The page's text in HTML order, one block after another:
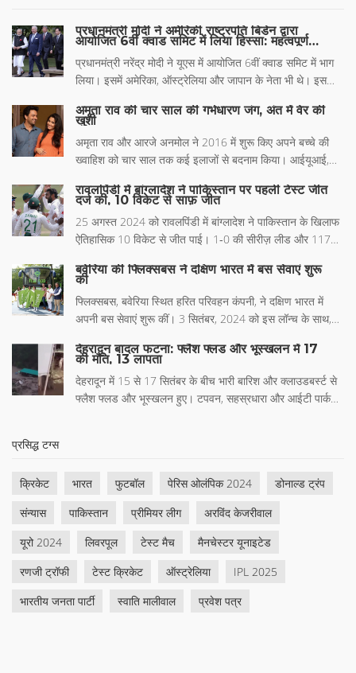
प्रधानमंत्री मोदी ने अमेरिकी राष्ट्रपति बिडेन द्वारा
आयोजित 6वीं क्वाड समिट में लिया हिस्सा: महत्वपूर्ण
प्रधानमंत्री नरेंद्र मोदी ने यूएस में आयोजित 6वीं क्वाड समिट में भाग
लिया। इसमें अमेरिका, ऑस्ट्रेलिया और जापान के नेता भी थे। इस
और आर्थिक विकास सहित महत्वपूर्ण वैश्विक मुद्दों पर चर्चा की गई।
प्रमुख ध्यान इंडो-पैसिफिक क्षेत्र में सहयोग बढ़ाने पर रहा।
अमृता राव की चार साल की गर्भधारण जंग, अंत में वेर की
खुशी
अमृता राव और आरजे अनमोल ने 2016 में शुरू किए अपने बच्चे की
ख्वाहिश को चार साल तक कई इलाजों से बदनाम किया। आईयूआई,
2020 में प्राकृतिक गर्भधारण से वेर का जन्म हुआ। उनके यूट्यूब चैनल
पर खुली बातों ने कई दंपत्तियों को आशा दी।
रावलपिंडी में बांग्लादेश ने पाकिस्तान पर पहली टेस्ट जीत
दर्ज की, 10 विकेट से साफ़ जीत
25 अगस्त 2024 को रावलपिंडी में बांग्लादेश ने पाकिस्तान के खिलाफ
ऐतिहासिक 10 विकेट से जीत पाई। 1‑0 की सीरीज़ लीड और 117
रहीम की शतक, मीहदी हसन का 77 और लिटन दास का 56 प्रमुख
योगदान रहे। पाकिस्तान की दूसरी पारी में गेंदबाजों ने उन्हें चौकन्ना कर
दिया, जिससे लक्ष्य छोटा हो गया। यह जीत बांग्लादेश के टेस्ट इतिहास
में एक नई दहलीज है।
बवेरिया की फ्लिक्सबस ने दक्षिण भारत में बस सेवाएं शुरू
की
फ्लिक्सबस, बवेरिया स्थित हरित परिवहन कंपनी, ने दक्षिण भारत में
अपनी बस सेवाएं शुरू कीं। 3 सितंबर, 2024 को इस लॉन्च के साथ,
की। दक्षिण भारत में सेवाएं 10 सितंबर से शुरू होंगी। यह पहली बार
होगा जब फ्लिक्सबस अपनी सेवाएं 33 शहरों तक विस्तारित करेगा और
भारत में 101 शहरों को जोड़ेगा।
देहरादून बादल फटना: फ्लैश फ्लड और भूस्खलन में 17
की मौत, 13 लापता
देहरादून में 15 से 17 सितंबर के बीच भारी बारिश और क्लाउडबर्स्ट से
फ्लैश फ्लड और भूस्खलन हुए। टपवन, सहस्रधारा और आईटी पार्क
प्रसिद्ध टग्स
क्रिकेट भारत फुटबॉल पेरिस ओलंपिक 2024
डोनाल्ड ट्रंप
संन्यास
पाकिस्तान प्रीमियर लीग
अरविंद केजरीवाल
यूरो 2024
लिवरपूल टेस्ट मैच
मैनचेस्टर यूनाइटेड
रणजी ट्रॉफी
टेस्ट क्रिकेट ऑस्ट्रेलिया
IPL 2025
भारतीय जनता पार्टी
स्वाति मालीवाल प्रवेश पत्र